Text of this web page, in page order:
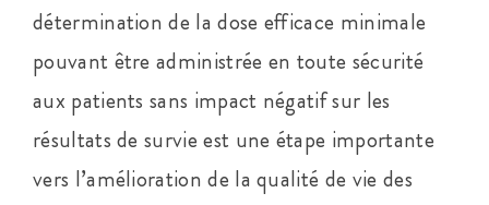
détermination de la dose efficace minimale
pouvant être administrée en toute sécurité
aux patients sans impact négatif sur les
résultats de survie est une étape importante
vers l’amélioration de la qualité de vie des